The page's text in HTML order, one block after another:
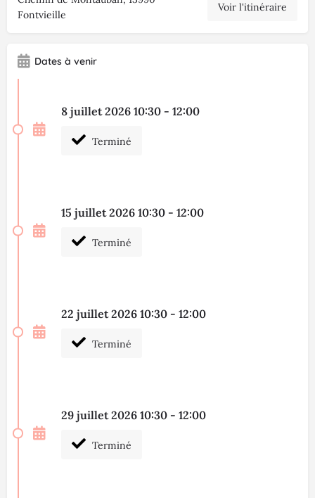
Fontvieille
Voir l'itinéraire
Dates à venir
8 juillet 2026 10:30 - 12:00
Terminé
15 juillet 2026 10:30 - 12:00
Terminé
22 juillet 2026 10:30 - 12:00
Terminé
29 juillet 2026 10:30 - 12:00
Terminé